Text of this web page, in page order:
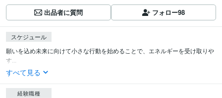
出品者に質問 フォロー98
スケジュール
願いを込め未来に向けて小さな行動を始めることで、エネルギーを受け取りや
す...
すべて見る
経験職種